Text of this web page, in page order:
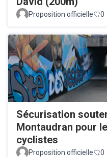
Proposition officielle 0
Sécurisation
Montaudran pour
cyclistes
Proposition officielle 0